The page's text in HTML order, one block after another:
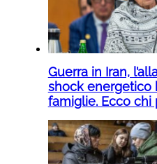
Guerra in Iran,
shock energetico
famiglie. Ecco chi